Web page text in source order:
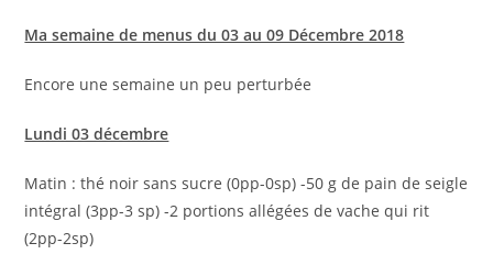
Ma semaine de menus du 03 au 09 Décembre 2018
Encore une semaine un peu perturbée
Lundi 03 décembre
Matin : thé noir sans sucre (0pp-0sp) -50 g de pain de seigle
intégral (3pp-3 sp) -2 portions allégées de vache qui rit
(2pp-2sp)